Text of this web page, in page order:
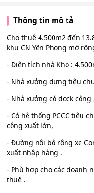
Thông tin mô tả
Cho thuê 4.500m2 đến
khu CN Yên Phong mở
- Diện tích nhà Kho :
- Nhà xưởng dựng tiêu
- Nhà xưởng có dock công
- Có hệ thống PCCC tiêu
công xuất lớn,
- Đường nội bộ rộng xe
xuất nhập hàng .
- Phù hợp cho các doanh
thuế .